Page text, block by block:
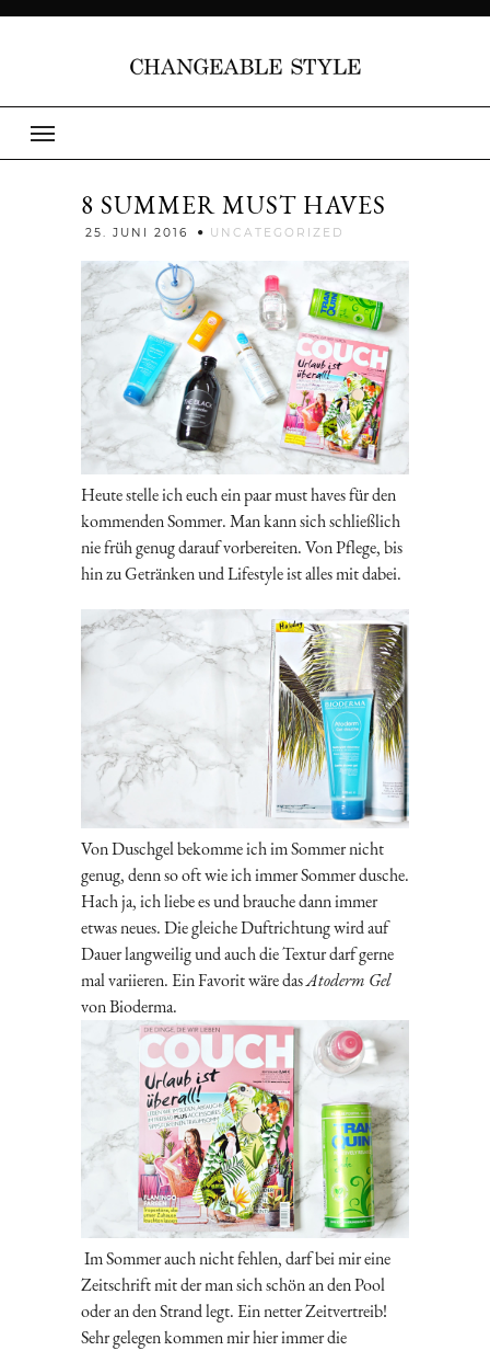
8 SUMMER MUST HAVES
25. JUNI 2016 UNCATEGORIZED
Heute stelle ich euch ein paar must haves für den
kommenden Sommer. Man kann sich schließlich
nie früh genug darauf vorbereiten. Von Pflege, bis
hin zu Getränken und Lifestyle ist alles mit dabei.
Von Duschgel bekomme ich im Sommer nicht
genug, denn so oft wie ich immer Sommer dusche.
Hach ja, ich liebe es und brauche dann immer
etwas neues. Die gleiche Duftrichtung wird auf
Dauer langweilig und auch die Textur darf gerne
mal variieren. Ein Favorit wäre dasAtoderm Gel
von Bioderma.
Im Sommer auch nicht fehlen, darf bei mir eine
Zeitschrift mit der man sich schön an den Pool
oder an den Strand legt. Ein netter Zeitvertreib!
Sehr gelegen kommen mir hier immer die